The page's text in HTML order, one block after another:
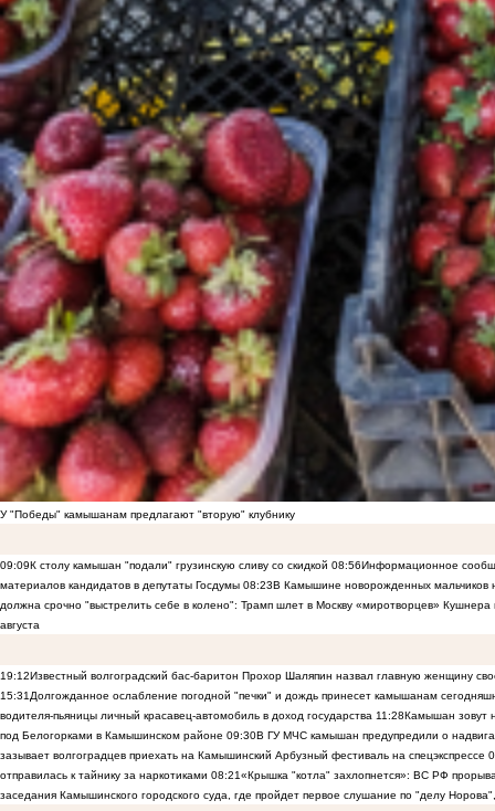
У "Победы" камышанам предлагают "вторую" клубнику
09:09К столу камышан "подали" грузинскую сливу со скидкой 08:56Информационное
материалов кандидатов в депутаты Госдумы 08:23В Камышине новорожденных мальчиков
должна срочно "выстрелить себе в колено": Трамп шлет в Москву «миротворцев»
августа
19:12Известный волгоградский бас-баритон Прохор Шаляпин назвал главную женщину
15:31 Долгожданное ослабление погодной "печки" и дождь принесет камышанам
водителя-пьяницы личный красавец-автомобиль в доход государства 11:28Камышан зовут
под Белогорками в Камышинском районе 09:30В ГУ МЧС камышан предупредили о
зазывает волгоградцев приехать на Камышинский Арбузный фестиваль на спецэкспрессе
отправилась к тайнику за наркотиками 08:21«Крышка "котла" захлопнется»: ВС РФ
заседания Камышинского городского суда, где пройдет первое слушание по "делу